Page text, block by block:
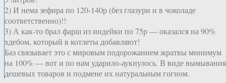
2) И нема зефира по 120-140р (без глазури и в чоколаде
соответственно)!!
3) А как-то брал фарш из индейки по 75р — оказался на 90%
хдебом, который в котлеты добавляют!
Баз связывает это с мировым подорожанием жратвы минимум
на 100% — вот и по нам ударило-аукнулось. В виде вымывания
дешевых товаров и подмене их натуральным гогном.